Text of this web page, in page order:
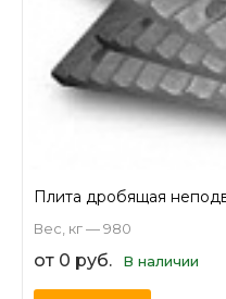
Плита дробящая
Вес, кг — 980
от 0 руб. В наличии